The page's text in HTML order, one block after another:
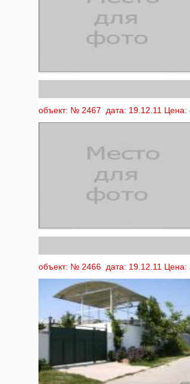
объект: № 2467 дата: 19.12.11 Цена:
объект: № 2466 дата: 19.12.11 Цена: